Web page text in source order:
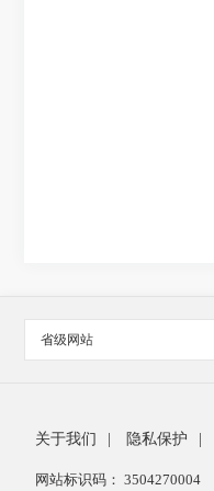
省级网站
关于我们 隐私保护
网站标识码： 3504270004